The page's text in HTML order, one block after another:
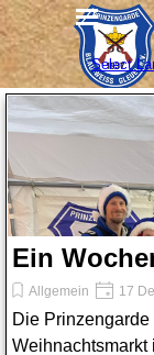
Direkt zum
Select
Menü
Ein
Allgemein 17
Die
Weihnachtsmarkt